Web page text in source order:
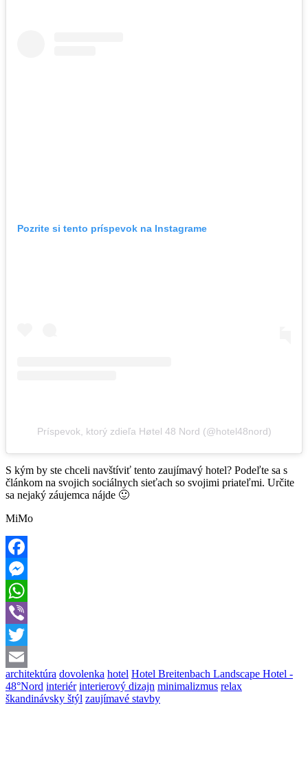
Pozrite si tento príspevok na Instagrame
Príspevok, ktorý zdieľa Høtel 48 Nord (@hotel48nord)
S kým by ste chceli navštíviť tento zaujímavý hotel? Podeľte sa s
článkom na svojich sociálnych sieťach so svojimi priateľmi. Určite
sa nejaký záujemca nájde 🙂
MiMo
Facebook
Messenger
WhatsApp
Viber
Twitter
Email
architektúra dovolenka hotel Hotel Breitenbach Landscape Hotel -
48°Nord interiér interierový dizajn minimalizmus relax
škandinávsky štýl zaujímavé stavby